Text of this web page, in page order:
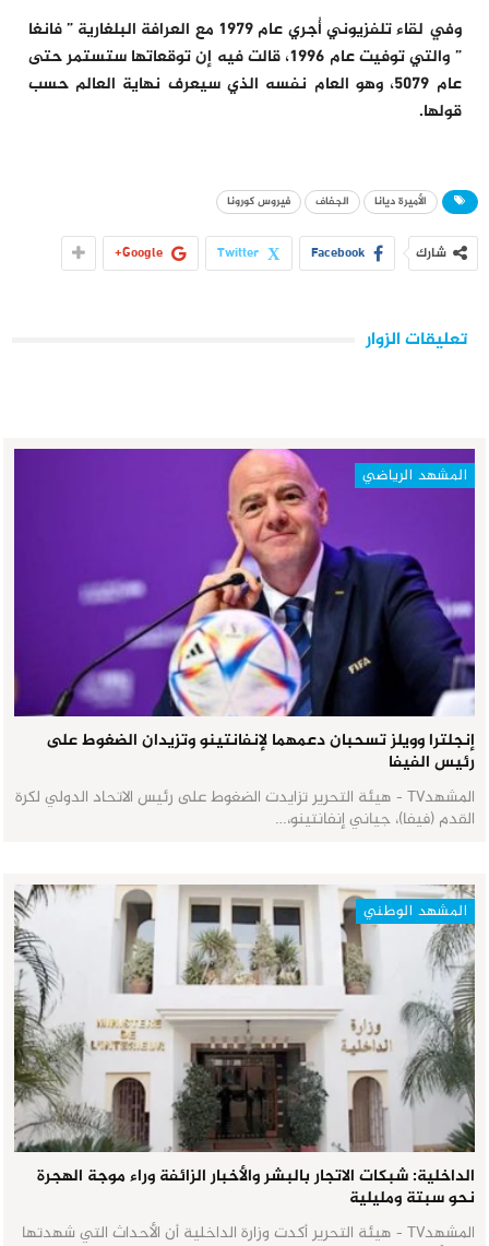
وفي لقاء تلفزيوني أُجري عام 1979 مع العرافة البلغارية ” فانغا
” والتي توفيت عام 1996، قالت فيه إن توقعاتها ستستمر حتى
عام 5079، وهو العام نفسه الذي سيعرف نهاية العالم حسب
قولها.
الأميرة ديانا الجفاف فيروس كورونا
شارك Facebook
Twitter
Google+
تعليقات الزوار
المشهد الرياضي
إنجلترا وويلز تسحبان دعمهما لإنفانتينو وتزيدان الضغوط على
رئيس الفيفا
المشهدTV - هيئة التحرير تزايدت الضغوط على رئيس الاتحاد الدولي لكرة
القدم (فيفا)، جياني إنفانتينو،…
المشهد الوطني
الداخلية: شبكات الاتجار بالبشر والأخبار الزائفة وراء موجة الهجرة
نحو سبتة ومليلية
المشهدTV - هيئة التحرير أكدت وزارة الداخلية أن الأحداث التي شهدتها